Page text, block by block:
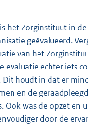
het Zorginstituut in
geëvalueerd.
van het
evaluatie echter iets
Dit houdt in dat er
en de
Ook was de opzet en
door de